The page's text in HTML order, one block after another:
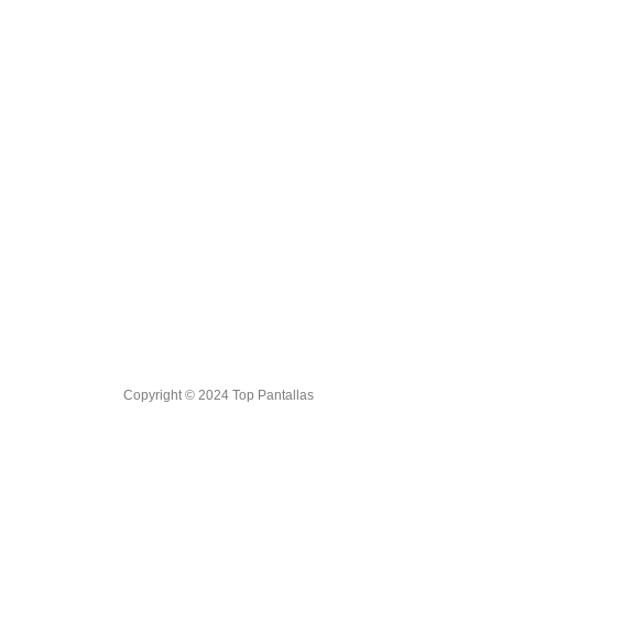
Copyright © 2024 Top Pantallas